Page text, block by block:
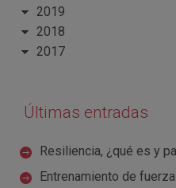
2019
2018
2017
Últimas entradas
Resiliencia, ¿qué es y
Entrenamiento de